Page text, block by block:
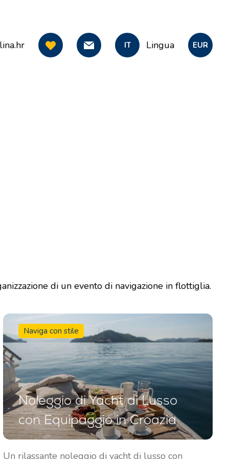
IT Lingua EUR
di un evento di navigazione in flottiglia.
Naviga con stile
Noleggio di Yacht di Lusso
con Equipaggio in Croazia
Un rilassante noleggio di yacht di lusso con